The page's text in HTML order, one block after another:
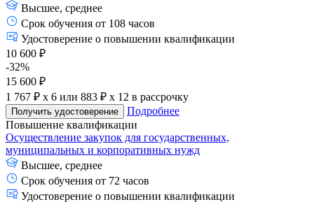
Высшее, среднее
Срок обучения от 108 часов
Удостоверение о повышении квалификации
10 600 ₽
-32%
15 600 ₽
1 767 ₽ x 6 или 883 ₽ x 12 в рассрочку
Получить удостоверение
Подробнее
Повышение квалификации
Осуществление закупок для государственных,
муниципальных и корпоративных нужд
Высшее, среднее
Срок обучения от 72 часов
Удостоверение о повышении квалификации